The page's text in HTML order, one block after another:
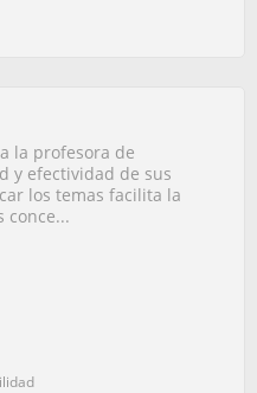
la profesora de
y efectividad de sus
los temas facilita la
conce...